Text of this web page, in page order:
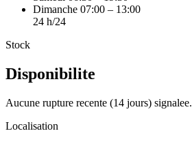
Dimanche 07:00 – 13:00
24 h/24
Stock
Disponibilite
Aucune rupture recente (14 jours) signalee.
Localisation